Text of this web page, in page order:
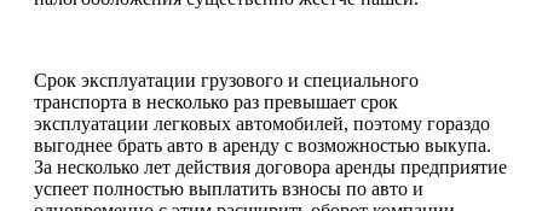
Срок эксплуатации грузового и специального
транспорта в несколько раз превышает срок
эксплуатации легковых автомобилей, поэтому гораздо
выгоднее брать авто в аренду с возможностью выкупа.
За несколько лет действия договора аренды предприятие
успеет полностью выплатить взносы по авто и